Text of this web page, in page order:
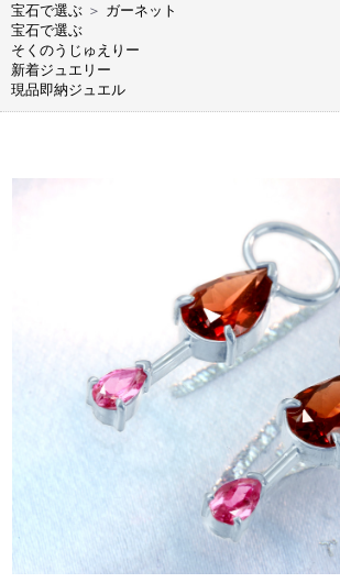
宝石で選ぶ ＞ ガーネット
宝石で選ぶ
そくのうじゅえりー
新着ジュエリー
現品即納ジュエル